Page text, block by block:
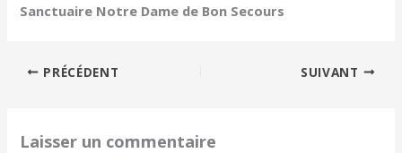
Sanctuaire Notre Dame de Bon Secours
PRÉCÉDENT SUIVANT
Laisser un commentaire